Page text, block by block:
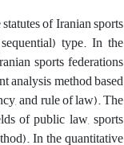
of Iranian sports
type. In the
sports federations
analysis method based
and rule of law). The
of public law, sports
In the quantitative